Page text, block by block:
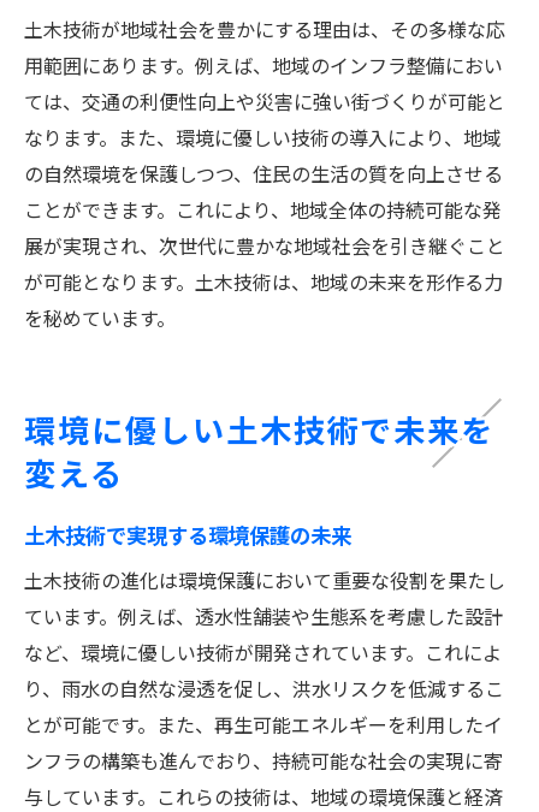
土木技術が地域社会を豊かにする理由は、その多様な応
用範囲にあります。例えば、地域のインフラ整備におい
ては、交通の利便性向上や災害に強い街づくりが可能と
なります。また、環境に優しい技術の導入により、地域
の自然環境を保護しつつ、住民の生活の質を向上させる
ことができます。これにより、地域全体の持続可能な発
展が実現され、次世代に豊かな地域社会を引き継ぐこと
が可能となります。土木技術は、地域の未来を形作る力
を秘めています。
環境に優しい土木技術で未来を
変える
土木技術で実現する環境保護の未来
土木技術の進化は環境保護において重要な役割を果たし
ています。例えば、透水性舗装や生態系を考慮した設計
など、環境に優しい技術が開発されています。これによ
り、雨水の自然な浸透を促し、洪水リスクを低減するこ
とが可能です。また、再生可能エネルギーを利用したイ
ンフラの構築も進んでおり、持続可能な社会の実現に寄
与しています。これらの技術は、地域の環境保護と経済